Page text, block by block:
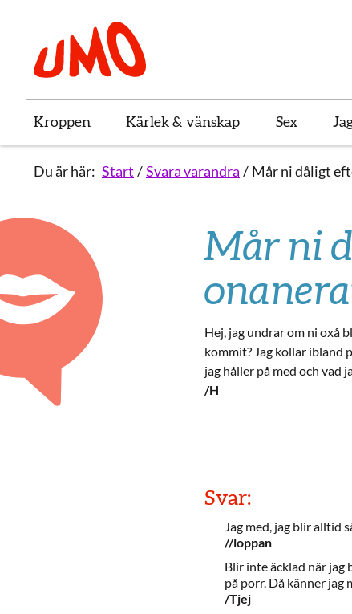
Till startsidan för Umo
Kroppen Kärlek & vänskap Sex
Du är här: Start Svara varandra Mår ni dåligt
Mår ni
Hej, jag undrar om ni oxå
kommit? Jag kollar ibland
jag håller på med och vad
/H
Svar:
Jag med, jag blir alltid
//loppan
Blir inte äcklad när jag
på porr. Då känner jag
/Tjej